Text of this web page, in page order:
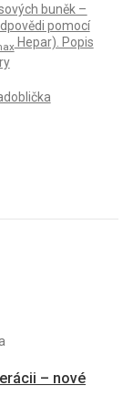
buněk –
pomocí
Hepar). Popis
– nové